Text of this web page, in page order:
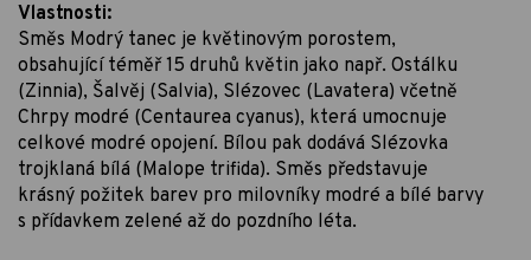
Vlastnosti:
Směs Modrý tanec je květinovým porostem,
obsahující téměř 15 druhů květin jako např. Ostálku
(Zinnia), Šalvěj (Salvia), Slézovec (Lavatera) včetně
Chrpy modré (Centaurea cyanus), která umocnuje
celkové modré opojení. Bílou pak dodává Slézovka
trojklaná bílá (Malope trifida). Směs představuje
krásný požitek barev pro milovníky modré a bílé barvy
s přídavkem zelené až do pozdního léta.